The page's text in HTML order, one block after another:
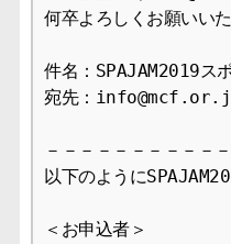
何卒よろしくお願いいた
件名：SPAJAM2019ス
宛先：
－－－－－－－－－－
以下のように
＜お申込者＞